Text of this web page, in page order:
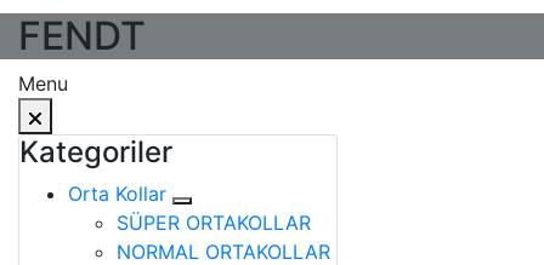
FENDT
Menu
Kategoriler
Orta Kollar
SÜPER ORTAKOLLAR
NORMAL ORTAKOLLAR